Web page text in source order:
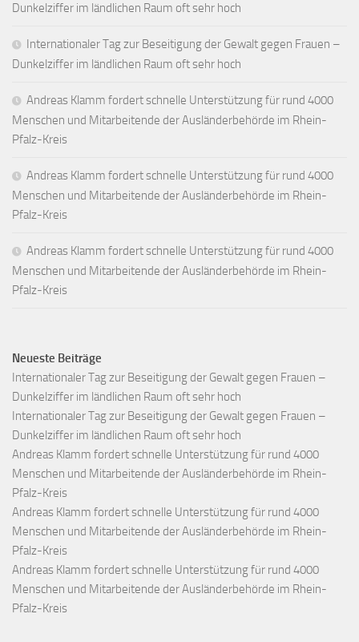
Dunkelziffer im ländlichen Raum oft sehr hoch
Internationaler Tag zur Beseitigung der Gewalt gegen Frauen –
Dunkelziffer im ländlichen Raum oft sehr hoch
Andreas Klamm fordert schnelle Unterstützung für rund 4000
Menschen und Mitarbeitende der Ausländerbehörde im Rhein-
Pfalz-Kreis
Andreas Klamm fordert schnelle Unterstützung für rund 4000
Menschen und Mitarbeitende der Ausländerbehörde im Rhein-
Pfalz-Kreis
Andreas Klamm fordert schnelle Unterstützung für rund 4000
Menschen und Mitarbeitende der Ausländerbehörde im Rhein-
Pfalz-Kreis
Neueste Beiträge
Internationaler Tag zur Beseitigung der Gewalt gegen Frauen –
Dunkelziffer im ländlichen Raum oft sehr hoch
Internationaler Tag zur Beseitigung der Gewalt gegen Frauen –
Dunkelziffer im ländlichen Raum oft sehr hoch
Andreas Klamm fordert schnelle Unterstützung für rund 4000
Menschen und Mitarbeitende der Ausländerbehörde im Rhein-
Pfalz-Kreis
Andreas Klamm fordert schnelle Unterstützung für rund 4000
Menschen und Mitarbeitende der Ausländerbehörde im Rhein-
Pfalz-Kreis
Andreas Klamm fordert schnelle Unterstützung für rund 4000
Menschen und Mitarbeitende der Ausländerbehörde im Rhein-
Pfalz-Kreis